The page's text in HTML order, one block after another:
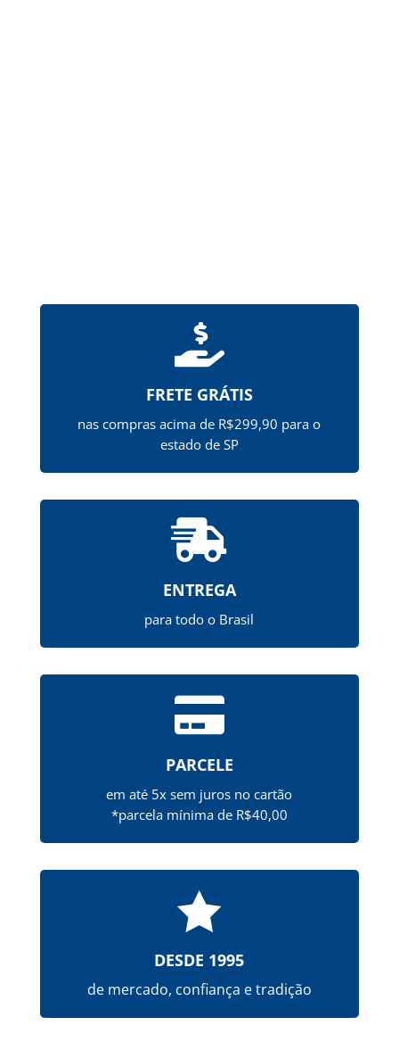

FRETE GRÁTIS
nas compras acima de R$299,90 para o
estado de SP

ENTREGA
para todo o Brasil

PARCELE
em até 5x sem juros no cartão
*parcela mínima de R$40,00

DESDE 1995
de mercado, confiança e tradição